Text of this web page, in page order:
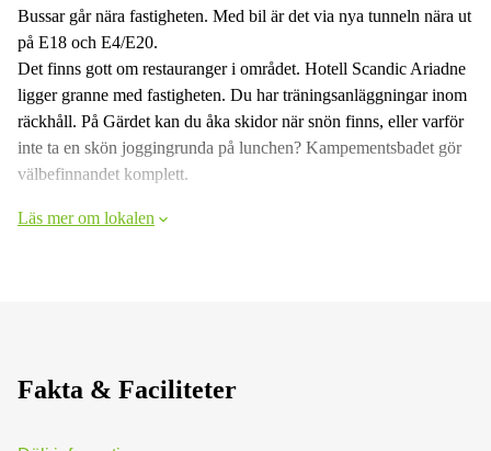
Bussar går nära fastigheten. Med bil är det via nya tunneln nära ut
på E18 och E4/E20.
Det finns gott om restauranger i området. Hotell Scandic Ariadne
ligger granne med fastigheten. Du har träningsanläggningar inom
räckhåll. På Gärdet kan du åka skidor när snön finns, eller varför
inte ta en skön joggingrunda på lunchen? Kampementsbadet gör
välbefinnandet komplett.
Läs mer om lokalen
Fakta & Faciliteter